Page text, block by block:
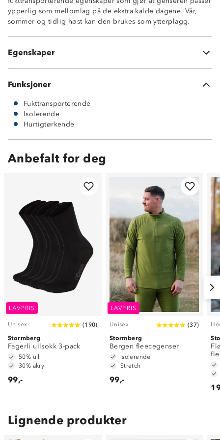
ypperlig som mellomlag på de ekstra kalde dagene. Vår,
sommer og tidlig høst kan den brukes som ytterplagg.
Egenskaper
Hurtigtørkende
Funksjoner
Fukttransporterende
Isolerende
Hurtigtørkende
Anbefalt for deg
LAVPRIS
Unisex (190)
Stormberg
Fagerli ullsokk 3-pack
50% ull
30% akryl
99,-
LAVPRIS
Unisex (37)
Stormberg
Bergen fleecegenser
Isolerende
Stretch
99,-
Lignende produkter